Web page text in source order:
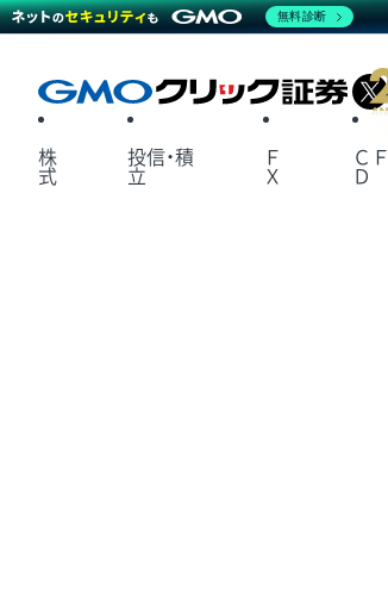
株
式
投信・積
立
Ｆ
Ｘ
ＣＦ
Ｄ
無料診断